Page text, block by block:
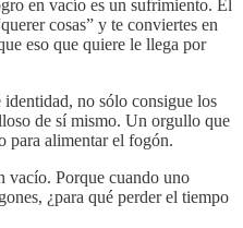
en vacío es un sufrimiento. El
cosas” y te conviertes en
eso que quiere le llega por
no sólo consigue los
de sí mismo. Un orgullo que
para alimentar el fogón.
vacío. Porque cuando uno
¿para qué perder el tiempo